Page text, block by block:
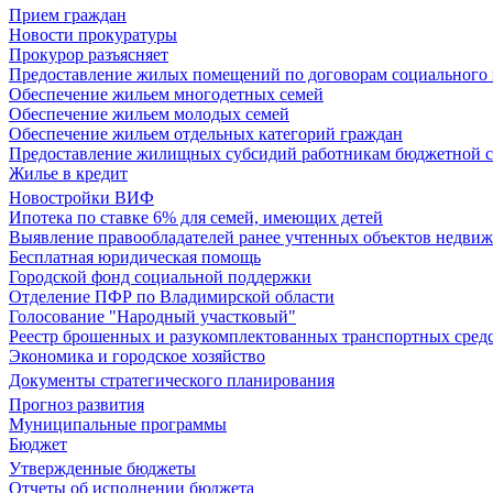
Прием граждан
Новости прокуратуры
Прокурор разъясняет
Предоставление жилых помещений по договорам социального
Обеспечение жильем многодетных семей
Обеспечение жильем молодых семей
Обеспечение жильем отдельных категорий граждан
Предоставление жилищных субсидий работникам бюджетной
Жилье в кредит
Новостройки ВИФ
Ипотека по ставке 6% для семей, имеющих детей
Выявление правообладателей ранее учтенных объектов
Бесплатная юридическая помощь
Городской фонд социальной поддержки
Отделение ПФР по Владимирской области
Голосование "Народный участковый"
Реестр брошенных и разукомплектованных транспортных
Экономика и городское хозяйство
Документы стратегического планирования
Прогноз развития
Муниципальные программы
Бюджет
Утвержденные бюджеты
Отчеты об исполнении бюджета